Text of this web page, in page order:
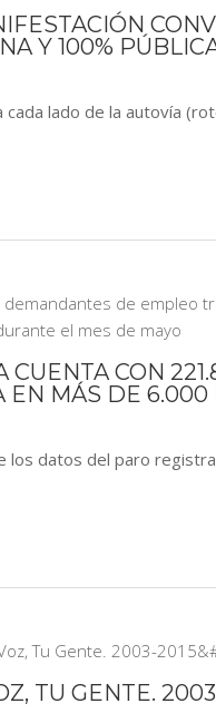
Y 100%
lado de la autovía
CUENTA CON
EN MÁS DE
los datos del paro
TU GENTE.